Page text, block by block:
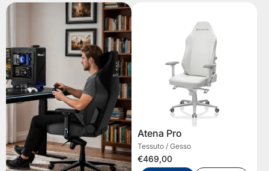
Atena Pro
Tessuto / Gesso
€469,00